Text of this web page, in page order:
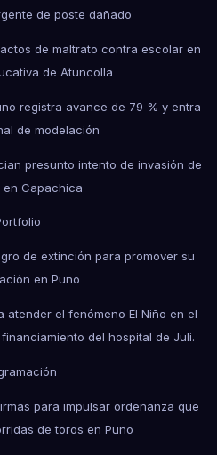
de poste dañado
de maltrato contra escolar en
de Atuncolla
registra avance de 79 % y entra
de modelación
presunto intento de invasión de
en Capachica
de extinción para promover su
en Puno
el fenómeno El Niño en el
del hospital de Juli.
para impulsar ordenanza que
de toros en Puno